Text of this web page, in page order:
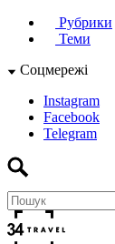
Рубрики
Теми
Соцмережі
Instagram
Facebook
Telegram